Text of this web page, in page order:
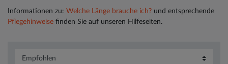
Informationen zu: Welche Länge brauche ich? und entsprechende
Pflegehinweise finden Sie auf unseren Hilfeseiten.